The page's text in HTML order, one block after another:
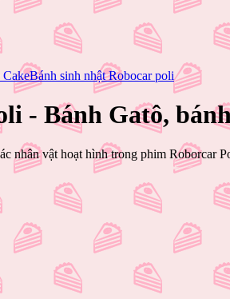
CakeBánh sinh nhật Robocar poli
- Bánh Gatô,
nhân vật hoạt hình trong phim Roborcar